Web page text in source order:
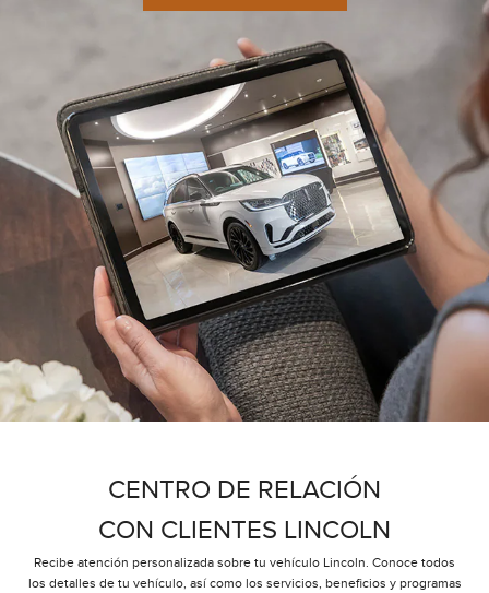
CENTRO DE RELACIÓN
CON CLIENTES LINCOLN
Recibe atención personalizada sobre tu vehículo Lincoln. Conoce todos
los detalles de tu vehículo, así como los servicios, beneficios y programas